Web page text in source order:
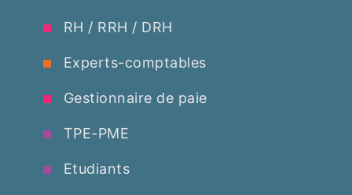
RH / RRH / DRH
Experts-comptables
Gestionnaire de paie
TPE-PME
Etudiants